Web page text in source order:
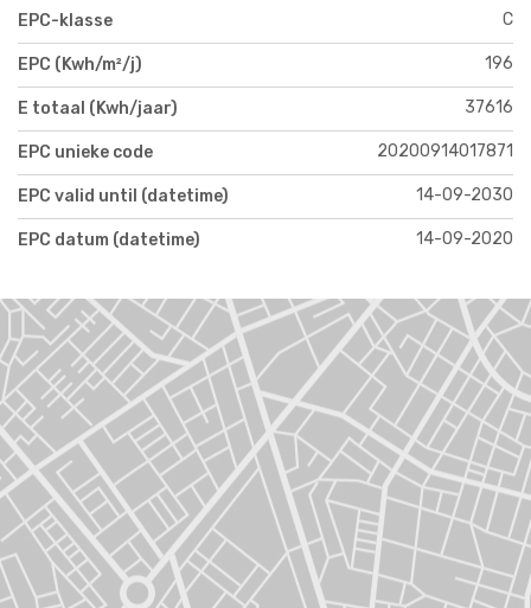
EPC-klasse C
EPC (Kwh/m²/j) 196
E totaal (Kwh/jaar) 37616
EPC unieke code 20200914017871
EPC valid until (datetime) 14-09-2030
EPC datum (datetime) 14-09-2020